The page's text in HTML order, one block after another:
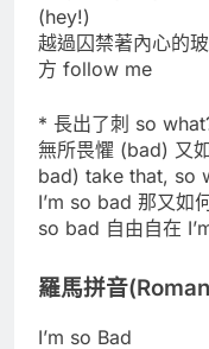
(hey!)
越過囚禁著內心的
方 follow me
* 長出了刺 so
無所畏懼 (bad) 又
bad) take that, so
I’m so bad 那又如
so bad 自由自在
羅馬拼音
I’m so Bad